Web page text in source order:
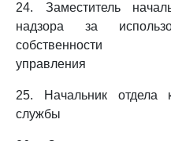
24. Заместитель
надзора за
собственности
управления
25. Начальник отдела
службы